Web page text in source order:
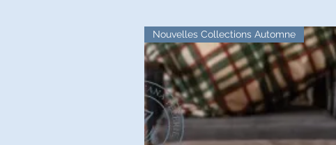
Nouvelles Collections Automne